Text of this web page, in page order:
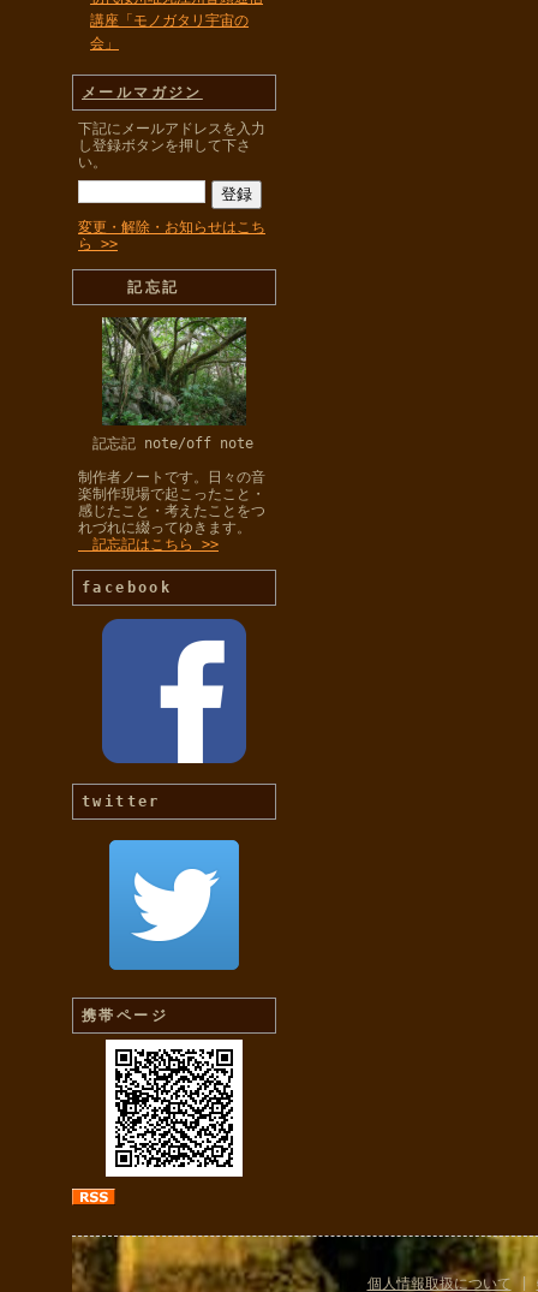
講座「モノガタリ宇宙の
会」
メールマガジン
下記にメールアドレスを入力
し登録ボタンを押して下さ
い。
変更・解除・お知らせはこち
ら >>
記忘記
記忘記 note/off note
制作者ノートです。日々の音
楽制作現場で起こったこと・
感じたこと・考えたことをつ
れづれに綴ってゆきます。
記忘記はこちら >>
facebook
twitter
携帯ページ
個人情報取扱について|